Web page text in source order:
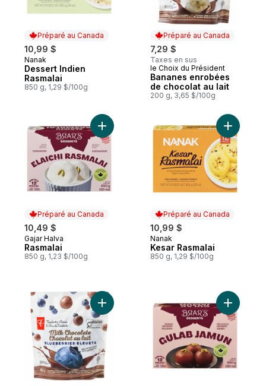
Préparé au Canada
10,99 $
Préparé au Canada
Nanak
Dessert Indien
Rasmalai
850 g, 1,29 $/100g
Préparé au Canada
7,29 $
Taxes en sus
Préparé au Canada
le Choix du Président
Bananes enrobées
de chocolat au lait
200 g, 3,65 $/100g
Préparé au Canada
10,49 $
Préparé au Canada
Gajar Halva
Rasmalai
850 g, 1,23 $/100g
Ajouter Rasmalai au panier
Préparé au Canada
10,99 $
Préparé au Canada
Nanak
Kesar Rasmalai
850 g, 1,29 $/100g
Ajouter Bleuets enrobés de chocolat au
Ajouter